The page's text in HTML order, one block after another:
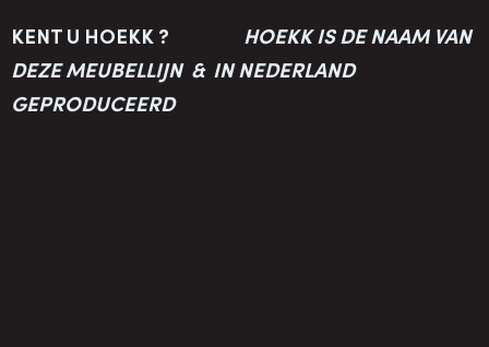
KENT U HOEKK ? HOEKK IS DE NAAM VAN
DEZE MEUBELLIJN & IN NEDERLAND
GEPRODUCEERD